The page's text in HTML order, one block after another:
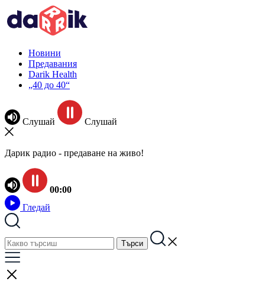
Новини
Предавания
Darik Health
„40 до 40“
Слушай Слушай
Дарик радио - предаване на живо!
00:00
Гледай